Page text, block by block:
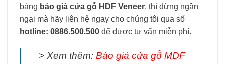
bảng báo giá cửa gỗ HDF Veneer, thì đừng ngần
ngại mà hãy liên hệ ngay cho chúng tôi qua số
hotline: 0886.500.500 để được tư vấn miễn phí.
> Xem thêm: Báo giá cửa gỗ MDF